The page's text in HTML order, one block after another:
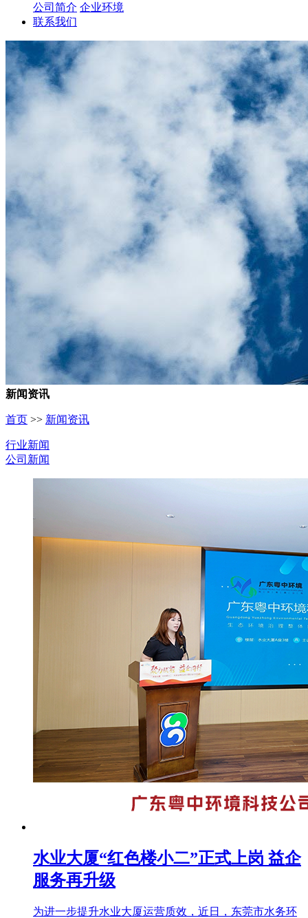
公司简介 企业环境
联系我们
新闻资讯
首页 >> 新闻资讯
行业新闻
公司新闻
水业大厦“红色楼小二”正式上岗 益企
服务再升级
为进一步提升水业大厦运营质效，近日，东莞市水务环